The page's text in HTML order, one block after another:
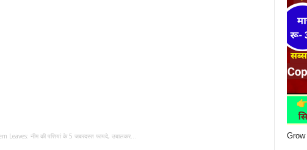
Leaves: नीम की पत्तियां के 5 जबरदस्त फायदे, उबालकर...